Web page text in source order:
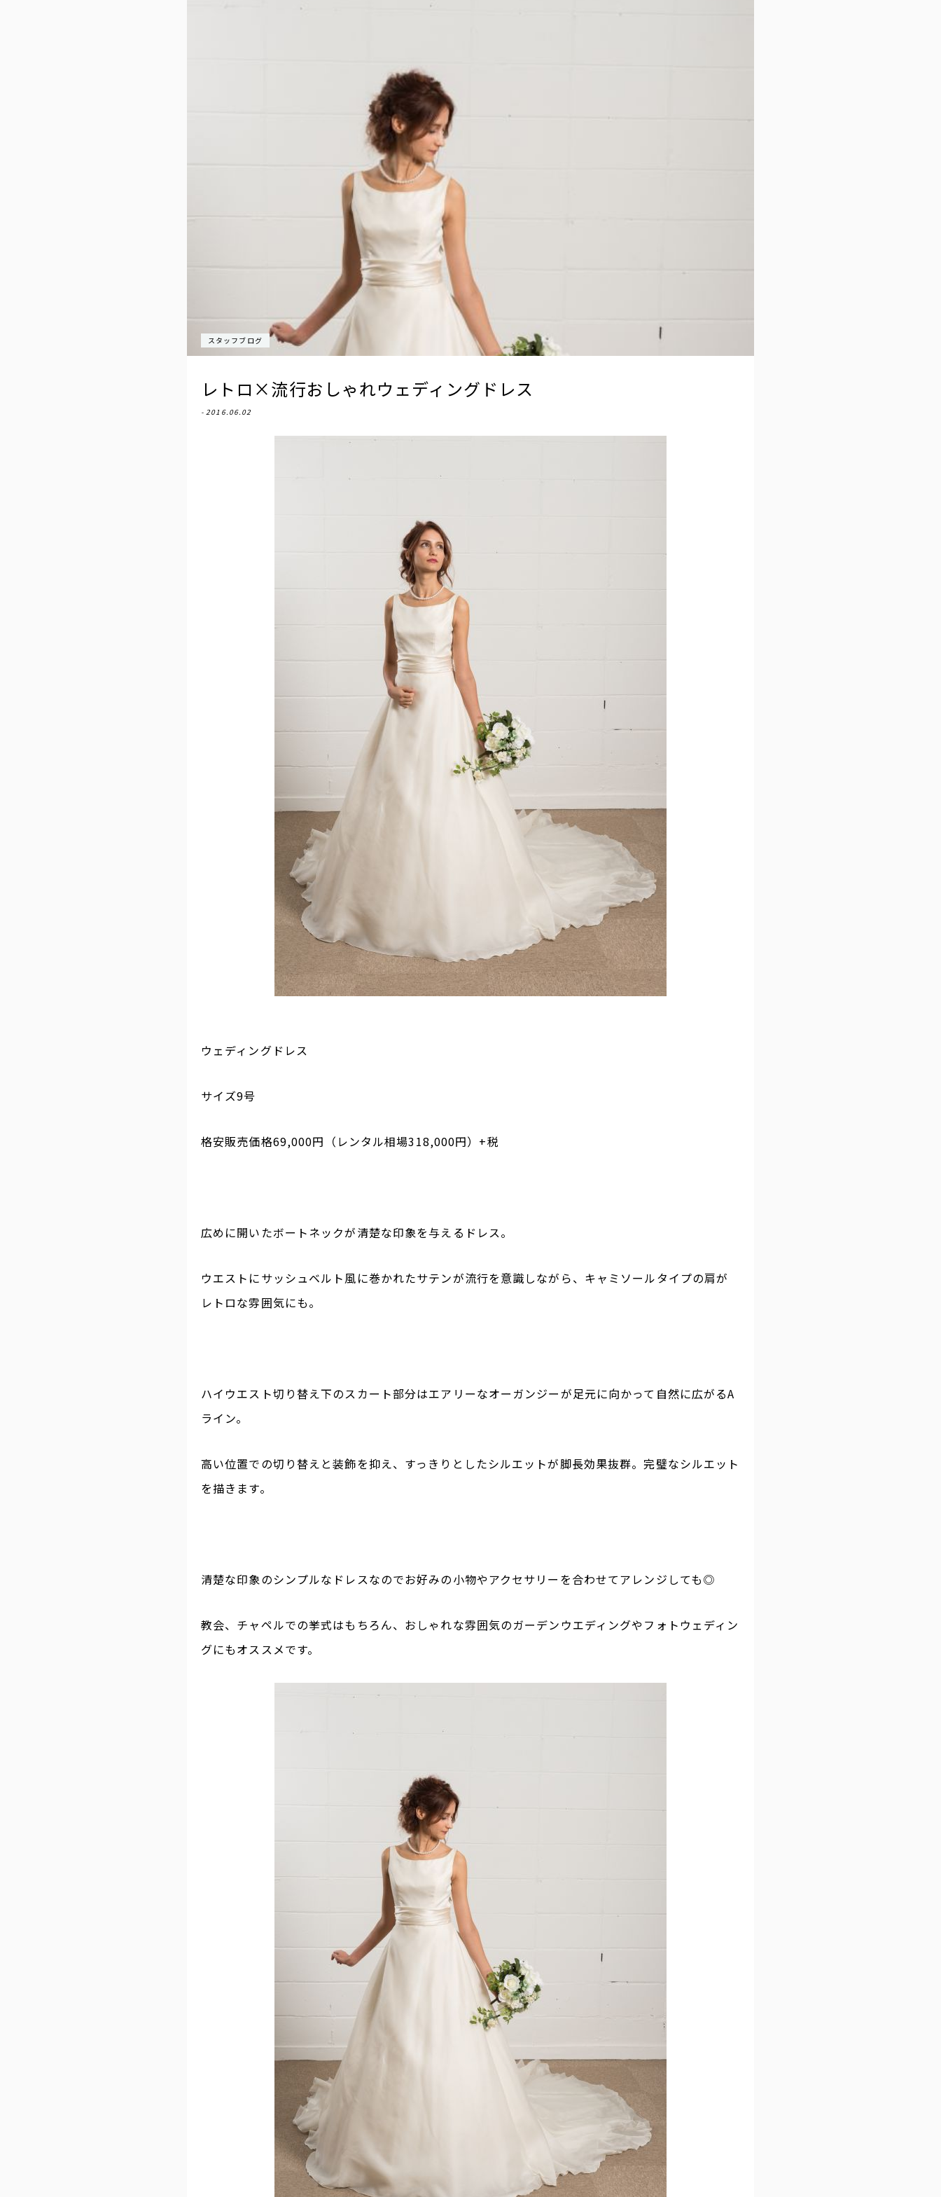
スタッフブログ
レトロ×流行おしゃれウェディングドレス
- 2016.06.02
ウェディングドレス
サイズ9号
格安販売価格69,000円（レンタル相場318,000円）+税
広めに開いたボートネックが清楚な印象を与えるドレス。
ウエストにサッシュベルト風に巻かれたサテンが流行を意識しながら、キャミソールタイプの肩が
レトロな雰囲気にも。
ハイウエスト切り替え下のスカート部分はエアリーなオーガンジーが足元に向かって自然に広がるA
ライン。
高い位置での切り替えと装飾を抑え、すっきりとしたシルエットが脚長効果抜群。完璧なシルエット
を描きます。
清楚な印象のシンプルなドレスなのでお好みの小物やアクセサリーを合わせてアレンジしても◎
教会、チャペルでの挙式はもちろん、おしゃれな雰囲気のガーデンウエディングやフォトウェディン
グにもオススメです。